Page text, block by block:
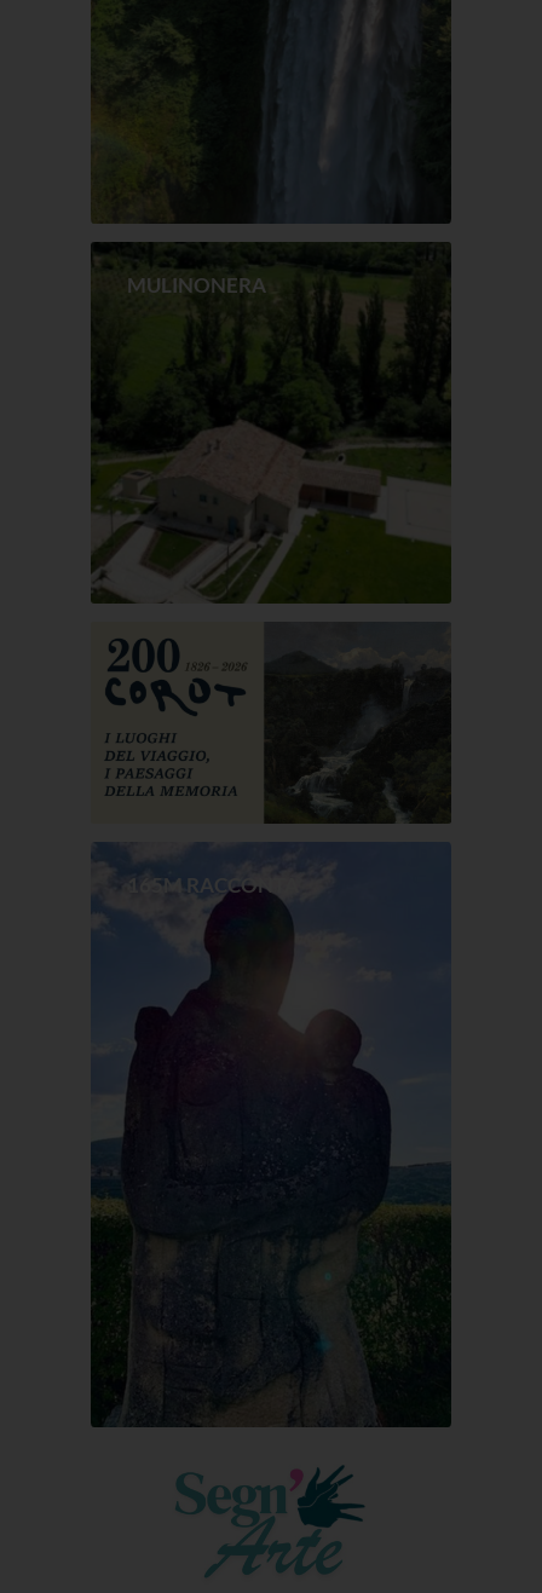
MULINONERA
165M RACCONTA